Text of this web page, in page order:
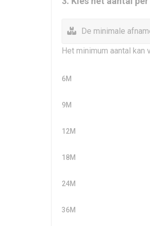
De minimale
Het minimum aantal
6M
9M
12M
18M
24M
36M